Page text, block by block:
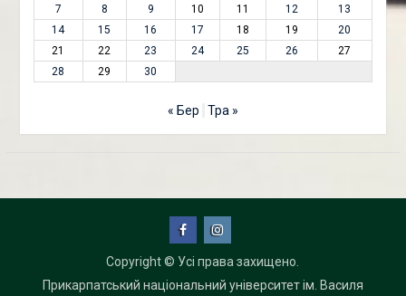
7
8 9 10 11 12
13
14
15 16 17 18 19
20
21
22 23 24 25 26
27
28
29 30
« Бер Тра »
Facebook
Copyright © Усі права захищено.
Прикарпатський національний університет ім. Василя